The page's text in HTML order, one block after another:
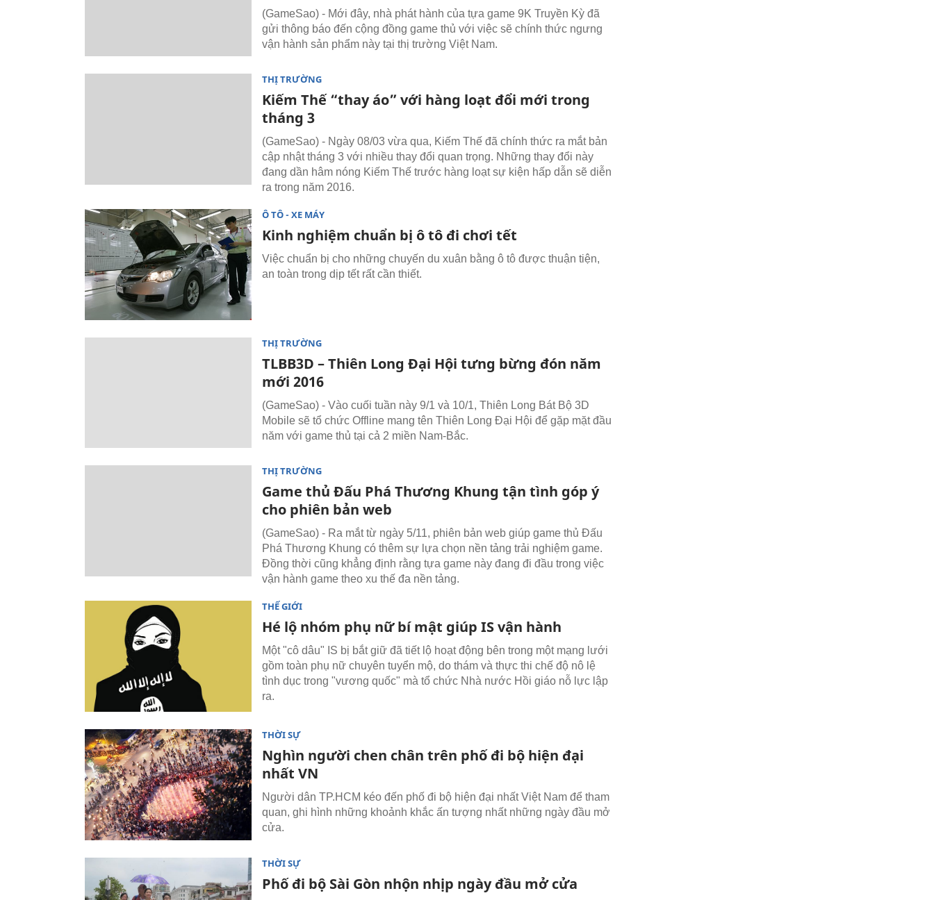
(GameSao) - Mới đây, nhà phát hành của tựa game 9K Truyền Kỳ đã
gửi thông báo đến cộng đồng game thủ với việc sẽ chính thức ngưng
vận hành sản phẩm này tại thị trường Việt Nam.
THỊ TRƯỜNG
Kiếm Thế “thay áo” với hàng loạt đổi mới trong
tháng 3
(GameSao) - Ngày 08/03 vừa qua, Kiếm Thế đã chính thức ra mắt bản
cập nhật tháng 3 với nhiều thay đổi quan trọng. Những thay đổi này
đang dần hâm nóng Kiếm Thế trước hàng loạt sự kiện hấp dẫn sẽ diễn
ra trong năm 2016.
Ô TÔ - XE MÁY
Kinh nghiệm chuẩn bị ô tô đi chơi tết
Việc chuẩn bị cho những chuyến du xuân bằng ô tô được thuận tiện,
an toàn trong dịp tết rất cần thiết.
THỊ TRƯỜNG
TLBB3D – Thiên Long Đại Hội tưng bừng đón năm
mới 2016
(GameSao) - Vào cuối tuần này 9/1 và 10/1, Thiên Long Bát Bộ 3D
Mobile sẽ tổ chức Offline mang tên Thiên Long Đại Hội để gặp mặt đầu
năm với game thủ tại cả 2 miền Nam-Bắc.
THỊ TRƯỜNG
Game thủ Đấu Phá Thương Khung tận tình góp ý
cho phiên bản web
(GameSao) - Ra mắt từ ngày 5/11, phiên bản web giúp game thủ Đấu
Phá Thương Khung có thêm sự lựa chọn nền tảng trải nghiệm game.
Đồng thời cũng khẳng định rằng tựa game này đang đi đầu trong việc
vận hành game theo xu thế đa nền tảng.
THẾ GIỚI
Hé lộ nhóm phụ nữ bí mật giúp IS vận hành
Một "cô dâu" IS bị bắt giữ đã tiết lộ hoạt động bên trong một mạng lưới
gồm toàn phụ nữ chuyên tuyển mộ, do thám và thực thi chế độ nô lệ
tình dục trong "vương quốc" mà tổ chức Nhà nước Hồi giáo nỗ lực lập
ra.
THỜI SỰ
Nghìn người chen chân trên phố đi bộ hiện đại
nhất VN
Người dân TP.HCM kéo đến phố đi bộ hiện đại nhất Việt Nam để tham
quan, ghi hình những khoảnh khắc ấn tượng nhất những ngày đầu mở
cửa.
THỜI SỰ
Phố đi bộ Sài Gòn nhộn nhịp ngày đầu mở cửa